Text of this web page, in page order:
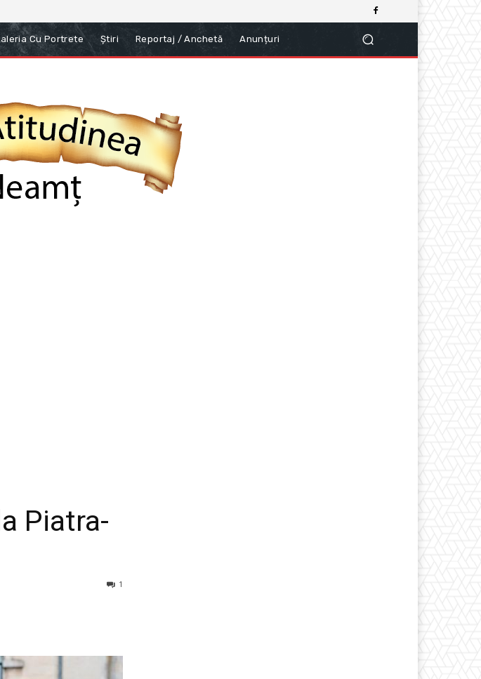
Cu Portrete Știri Reportaj / Anchetă Anunțuri
Piatra-
1